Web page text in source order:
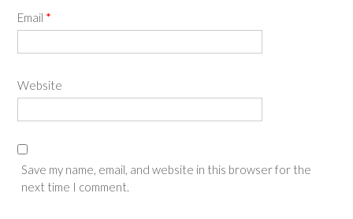
Email *
Website
Save my name, email, and website in this browser for the
next time I comment.